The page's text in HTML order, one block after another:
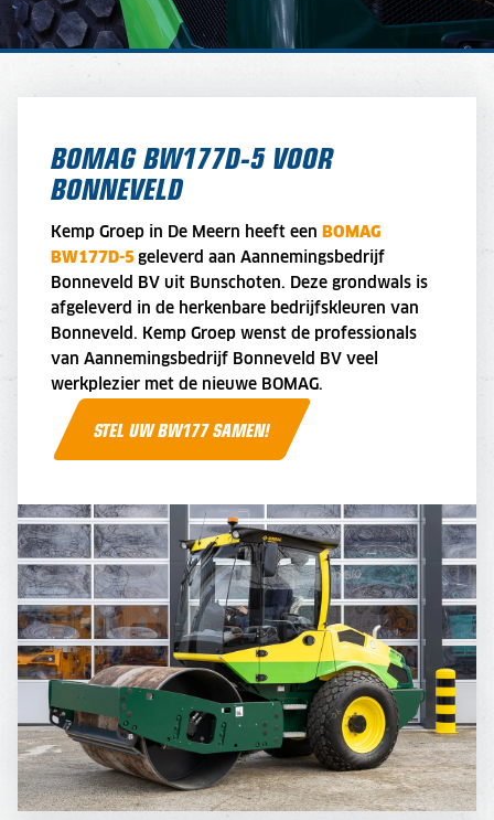
BOMAG BW177D-5 VOOR
BONNEVELD
Kemp Groep in De Meern heeft een BOMAG
BW177D-5 geleverd aan Aannemingsbedrijf
Bonneveld BV uit Bunschoten. Deze grondwals is
afgeleverd in de herkenbare bedrijfskleuren van
Bonneveld. Kemp Groep wenst de professionals
van Aannemingsbedrijf Bonneveld BV veel
werkplezier met de nieuwe BOMAG.
STEL UW BW177 SAMEN!